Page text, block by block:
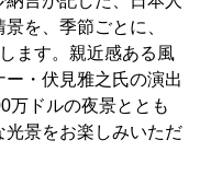
を、季節ごとに、
ます。親近感ある風
・伏見雅之氏の演出
万ドルの夜景ととも
景をお楽しみいただ